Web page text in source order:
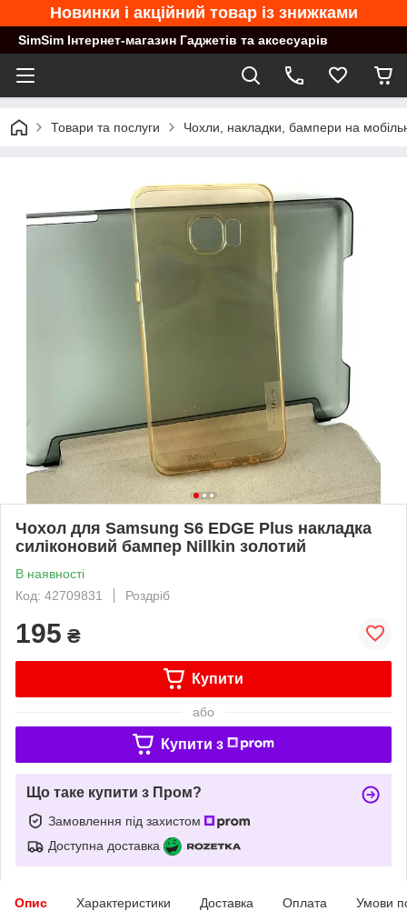
Новинки і акційний товар із знижками
SimSim Інтернет-магазин Гаджетів та аксесуарів
Товари та послуги Чохли, накладки, бампери на
Чохол для Samsung S6 EDGE Plus накладка
силіконовий бампер Nillkin золотий
В наявності
Код: 42709831
Роздріб
195 ₴
Купити
або
Купити з
Що таке купити з Пром?
Замовлення під захистом
Доступна доставка
Опис Характеристики Доставка Оплата Умови